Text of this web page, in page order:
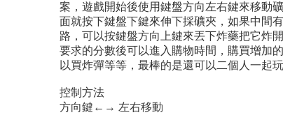
案，遊戲開始後使用鍵盤方向左右鍵來移動
面就按下鍵盤下鍵來伸下採礦夾，如果中間
路，可以按鍵盤方向上鍵來丟下炸藥把它炸
要求的分數後可以進入購物時間，購買增加
以買炸彈等等，最棒的是還可以二個人一起玩
控制方法
方向鍵←→ 左右移動